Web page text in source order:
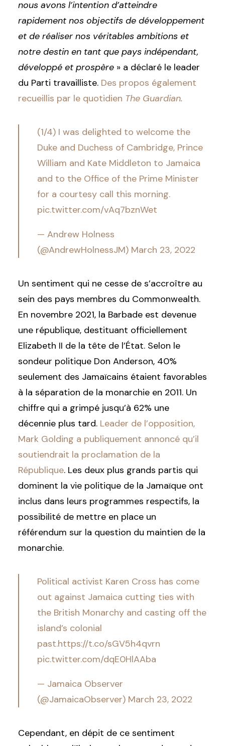
nous avons l’intention d’atteindre
rapidement nos objectifs de développement
et de réaliser nos véritables ambitions et
notre destin en tant que pays indépendant,
développé et prospère » a déclaré le leader
du Parti travailliste. Des propos également
recueillis par le quotidien The Guardian.
(1/4) I was delighted to welcome the
Duke and Duchess of Cambridge, Prince
William and Kate Middleton to Jamaica
and to the Office of the Prime Minister
for a courtesy call this morning.
pic.twitter.com/vAq7bznWet
— Andrew Holness
(@AndrewHolnessJM) March 23, 2022
Un sentiment qui ne cesse de s’accroître au
sein des pays membres du Commonwealth.
En novembre 2021, la Barbade est devenue
une république, destituant officiellement
Elizabeth II de la tête de l’État. Selon le
sondeur politique Don Anderson, 40%
seulement des Jamaïcains étaient favorables
à la séparation de la monarchie en 2011. Un
chiffre qui a grimpé jusqu’à 62% une
décennie plus tard. Leader de l’opposition,
Mark Golding a publiquement annoncé qu’il
soutiendrait la proclamation de la
République. Les deux plus grands partis qui
dominent la vie politique de la Jamaïque ont
inclus dans leurs programmes respectifs, la
possibilité de mettre en place un
référendum sur la question du maintien de la
monarchie.
Political activist Karen Cross has come
out against Jamaica cutting ties with
the British Monarchy and casting off the
island’s colonial
past.https://t.co/sGV5h4qvrn
pic.twitter.com/dqE0HlAAba
— Jamaica Observer
(@JamaicaObserver) March 23, 2022
Cependant, en dépit de ce sentiment